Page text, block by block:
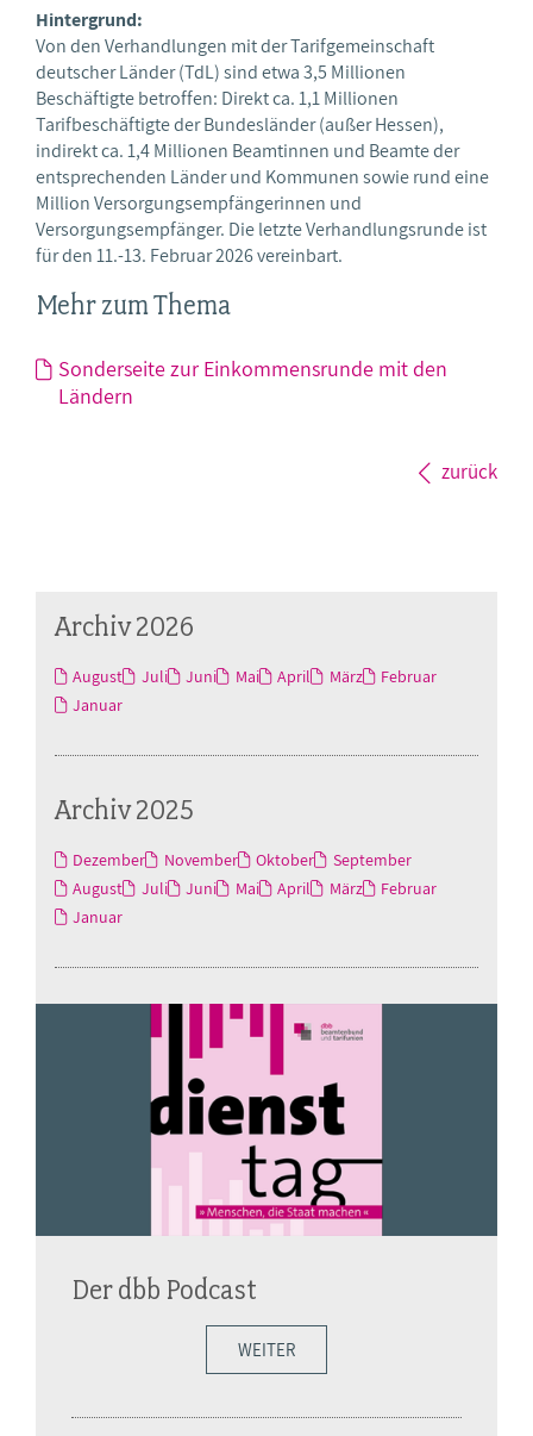
Hintergrund:
Von den Verhandlungen mit der Tarifgemeinschaft
deutscher Länder (TdL) sind etwa 3,5 Millionen
Beschäftigte betroffen: Direkt ca. 1,1 Millionen
Tarifbeschäftigte der Bundesländer (außer Hessen),
indirekt ca. 1,4 Millionen Beamtinnen und Beamte der
entsprechenden Länder und Kommunen sowie rund eine
Million Versorgungsempfängerinnen und
Versorgungsempfänger. Die letzte Verhandlungsrunde ist
für den 11.-13. Februar 2026 vereinbart.
Mehr zum Thema
Sonderseite zur Einkommensrunde mit den
Ländern
zurück
Archiv 2026
August Juli Juni Mai April März
Februar
Januar
Archiv 2025
Dezember November Oktober
September
August
Juli Juni Mai April März
Februar
Januar
Der dbb Podcast
WEITER